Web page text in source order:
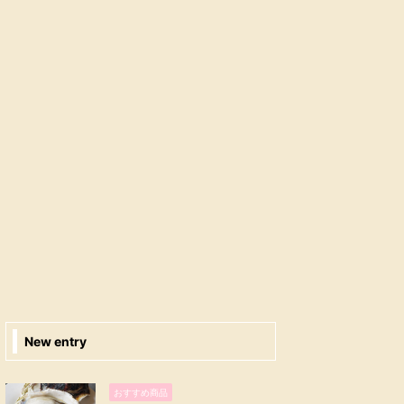
New entry
おすすめ商品